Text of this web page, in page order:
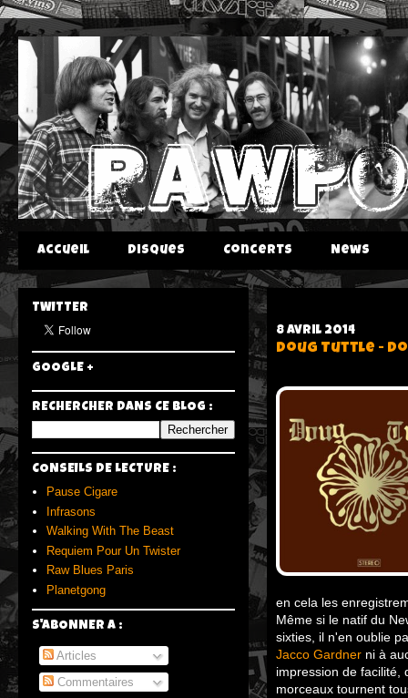
Accueil Disques Concerts News
8 avril 2014
Doug Tuttle -
en cela les
Même si le natif du
sixties, il n'en oublie
Jacco Gardner ni à
impression de facilité,
morceaux tournent
TWITTER
GOOGLE +
RECHERCHER DANS CE BLOG :
CONSEILS DE LECTURE :
Pause Cigare
Infrasons
Walking With The Beast
Requiem Pour Un Twister
Raw Blues Paris
Planetgong
S'ABONNER A :
Articles
Commentaires